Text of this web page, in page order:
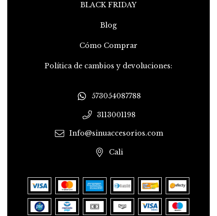
BLACK FRIDAY
Blog
Cómo Comprar
Política de cambios y devoluciones:
573054087788
3113001198
Info@sinuaccesorios.com
Cali